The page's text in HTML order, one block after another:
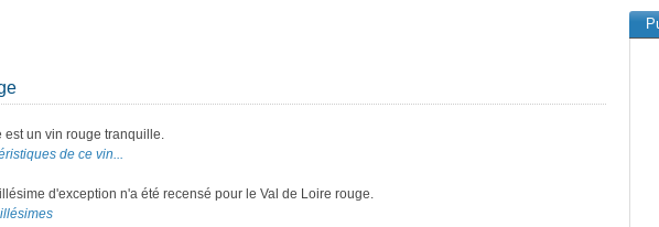
est un vin rouge tranquille.
de ce vin...
d'exception n'a été recensé pour le Val de Loire rouge.